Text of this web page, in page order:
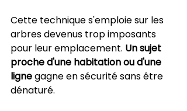
Cette technique s'emploie sur les
arbres devenus trop imposants
pour leur emplacement. Un sujet
proche d'une habitation ou d'une
ligne gagne en sécurité sans être
dénaturé.